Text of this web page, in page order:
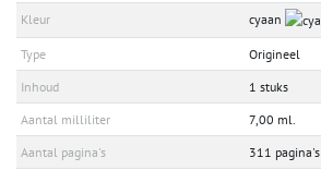
Kleur cyaan
Type
Origineel
Inhoud
1 stuks
Aantal milliliter
7,00 ml.
Aantal pagina's
311 pagina's